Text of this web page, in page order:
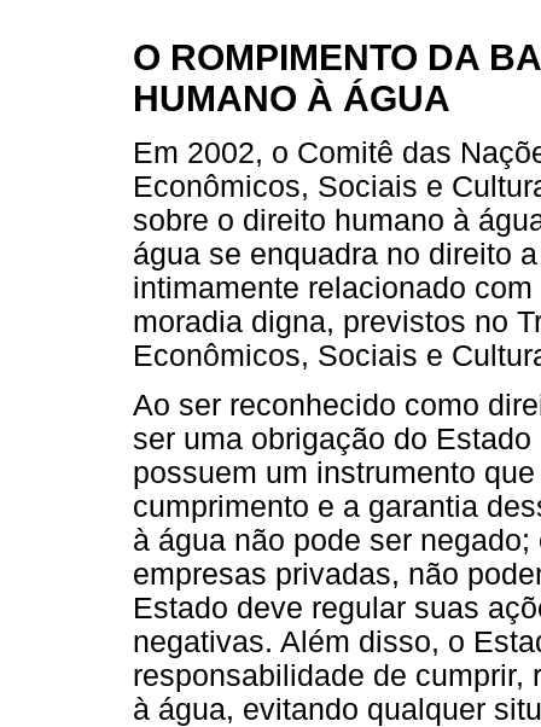
O ROMPIMENTO DA
HUMANO À ÁGUA
Em 2002, o Comitê das
Econômicos, Sociais e
sobre o direito humano à
água se enquadra no direito
intimamente relacionado
moradia digna, previstos no
Econômicos, Sociais e
Ao ser reconhecido como
ser uma obrigação do
possuem um instrumento
cumprimento e a garantia
à água não pode ser
empresas privadas, não
Estado deve regular suas
negativas. Além disso, o
responsabilidade de cumprir,
à água, evitando qualquer